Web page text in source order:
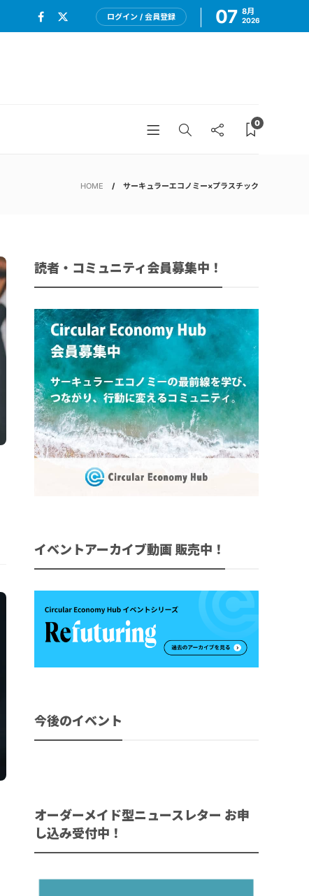
ログイン / 会員登録 07 8月
2026
0
HOME サーキュラーエコノミー×プラスチック
読者・コミュニティ会員募集中！
イベントアーカイブ動画 販売中！
今後のイベント
オーダーメイド型ニュースレター お申
し込み受付中！